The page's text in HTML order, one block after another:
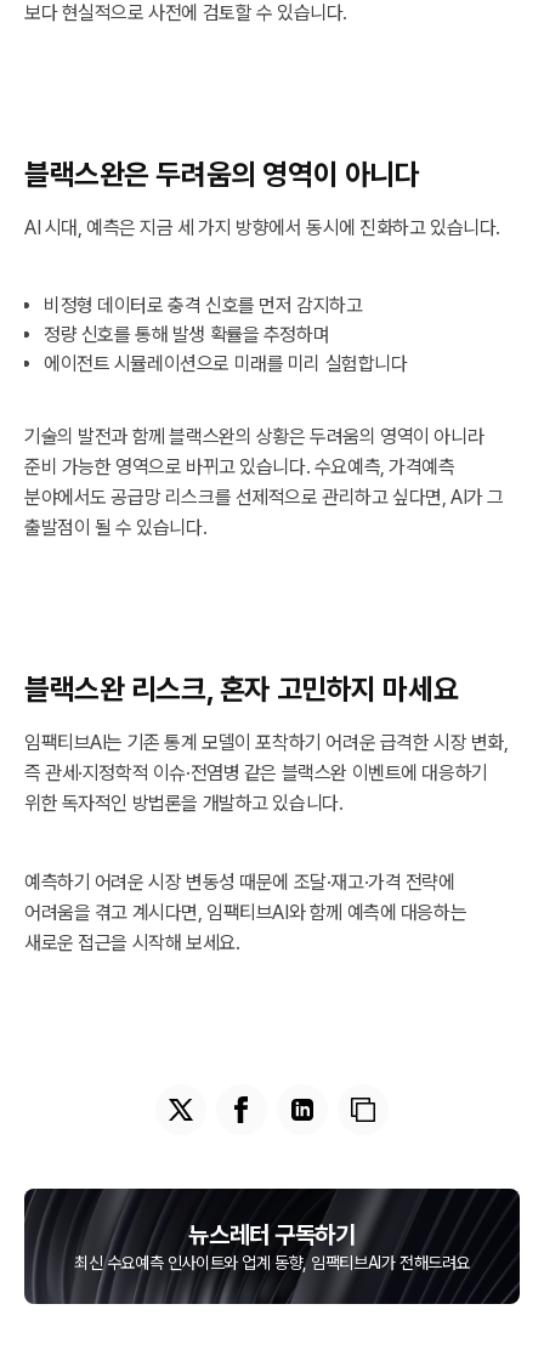
보다 현실적으로 사전에 검토할 수 있습니다.
블랙스완은 두려움의 영역이 아니다
AI 시대, 예측은 지금 세 가지 방향에서 동시에 진화하고 있습니다.
비정형 데이터로 충격 신호를 먼저 감지하고
정량 신호를 통해 발생 확률을 추정하며
에이전트 시뮬레이션으로 미래를 미리 실험합니다
기술의 발전과 함께 블랙스완의 상황은 두려움의 영역이 아니라
준비 가능한 영역으로 바뀌고 있습니다. 수요예측, 가격예측
분야에서도 공급망 리스크를 선제적으로 관리하고 싶다면, AI가 그
출발점이 될 수 있습니다.
블랙스완 리스크, 혼자 고민하지 마세요
임팩티브AI는 기존 통계 모델이 포착하기 어려운 급격한 시장 변화,
즉 관세·지정학적 이슈·전염병 같은 블랙스완 이벤트에 대응하기
위한 독자적인 방법론을 개발하고 있습니다.
예측하기 어려운 시장 변동성 때문에 조달·재고·가격 전략에
어려움을 겪고 계시다면, 임팩티브AI와 함께 예측에 대응하는
새로운 접근을 시작해 보세요.
뉴스레터 구독하기
최신 수요예측 인사이트와 업계 동향, 임팩티브AI가 전해드려요